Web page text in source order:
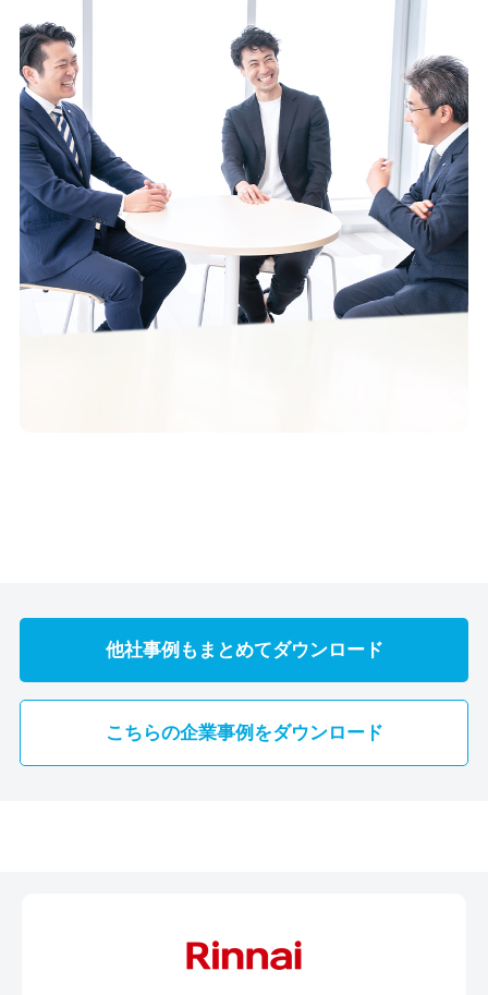
他社事例もまとめてダウンロード
こちらの企業事例をダウンロード